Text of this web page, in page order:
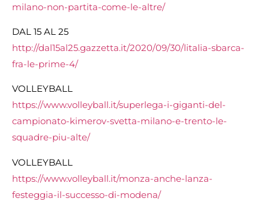
milano-non-partita-come-le-altre/
DAL 15 AL 25
http://dal15al25.gazzetta.it/2020/09/30/litalia-sbarca-
fra-le-prime-4/
VOLLEYBALL
https://www.volleyball.it/superlega-i-giganti-del-
campionato-kimerov-svetta-milano-e-trento-le-
squadre-piu-alte/
VOLLEYBALL
https://www.volleyball.it/monza-anche-lanza-
festeggia-il-successo-di-modena/